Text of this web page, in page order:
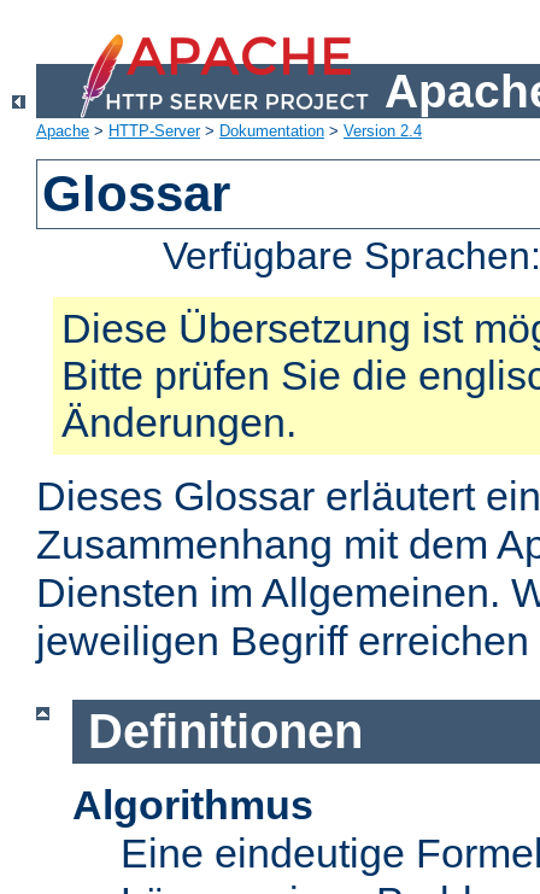
Apache > HTTP-Server> Dokumentation > Version 2.4
Glossar
Verfügbare
Diese Übersetzung ist
Bitte prüfen Sie die
Änderungen.
Dieses Glossar erläutert
Zusammenhang mit dem
Diensten im Allgemeinen.
jeweiligen Begriff
Definitionen
Algorithmus
Eine eindeutige